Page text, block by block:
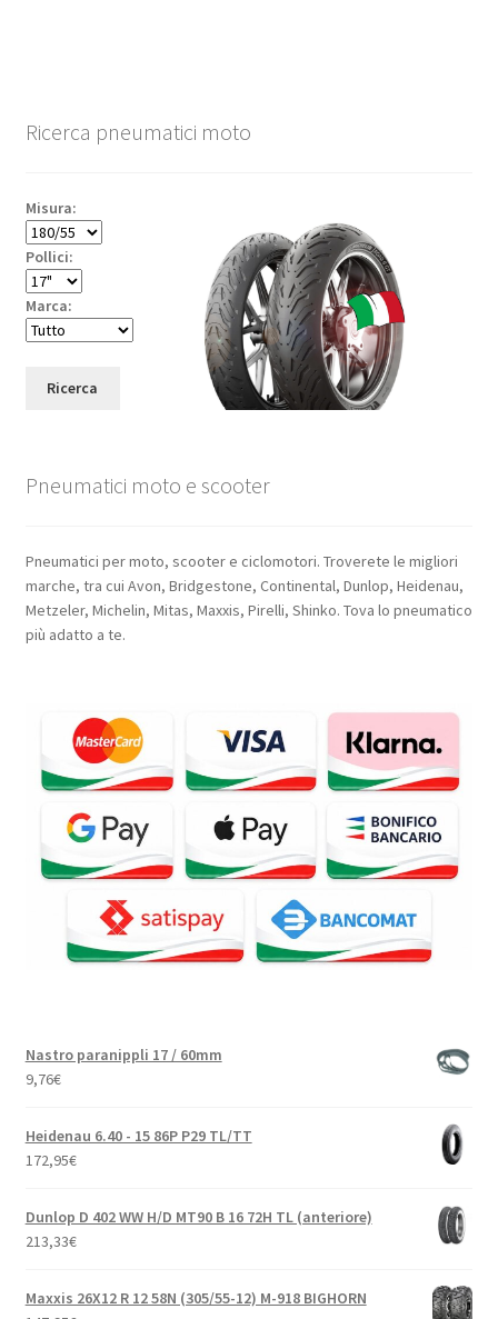
Ricerca pneumatici moto
Misura:
Pollici:
Marca:
Ricerca
Pneumatici moto e scooter
Pneumatici per moto, scooter e ciclomotori. Troverete le migliori
marche, tra cui Avon, Bridgestone, Continental, Dunlop, Heidenau,
Metzeler, Michelin, Mitas, Maxxis, Pirelli, Shinko. Tova lo pneumatico
più adatto a te.
Nastro paranippli 17 / 60mm
9,76€
Heidenau 6.40 - 15 86P P29 TL/TT
172,95€
Dunlop D 402 WW H/D MT90 B 16 72H TL (anteriore)
213,33€
Maxxis 26X12 R 12 58N (305/55-12) M-918 BIGHORN